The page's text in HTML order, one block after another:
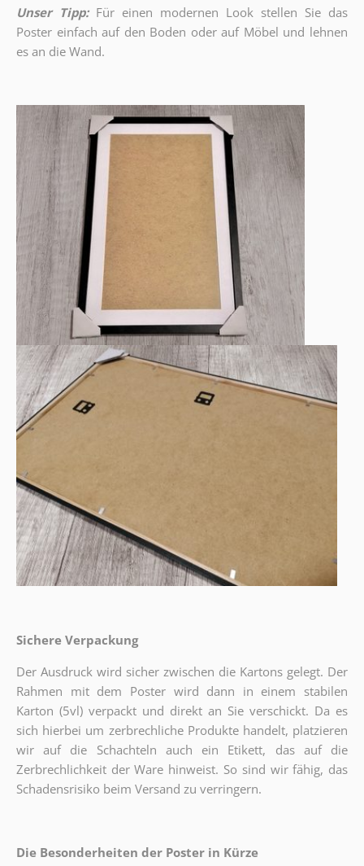
Unser Tipp: Für einen modernen Look stellen Sie das
Poster einfach auf den Boden oder auf Möbel und lehnen
es an die Wand.
Sichere Verpackung
Der Ausdruck wird sicher zwischen die Kartons gelegt. Der
Rahmen mit dem Poster wird dann in einem stabilen
Karton (5vl) verpackt und direkt an Sie verschickt. Da es
sich hierbei um zerbrechliche Produkte handelt, platzieren
wir auf die Schachteln auch ein Etikett, das auf die
Zerbrechlichkeit der Ware hinweist. So sind wir fähig, das
Schadensrisiko beim Versand zu verringern.
Die Besonderheiten der Poster in Kürze